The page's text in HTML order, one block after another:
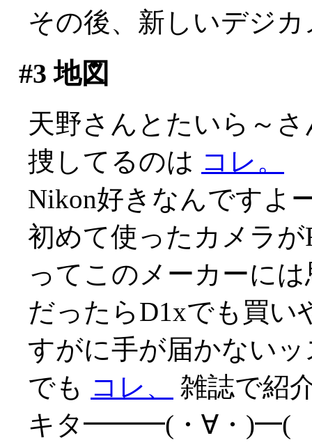
その後、新しいデジ
#3 地図
天野さんとたいら～
捜してるのは コレ。
Nikon好きなんですよ
初めて使ったカメラ
ってこのメーカーに
だったらD1xでも買い
すがに手が届かないッ
でも コレ、
雑誌で紹
キタ━━━(・∀・)━(